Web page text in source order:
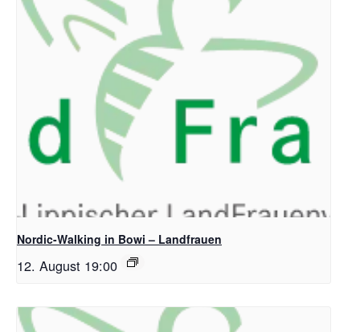
Nordic-Walking in Bowi – Landfrauen
12. August 19:00